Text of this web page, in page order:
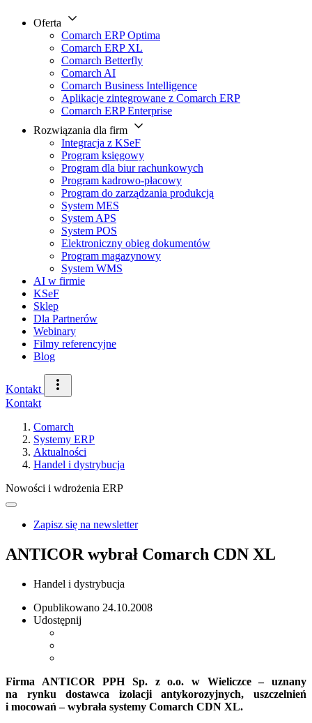
Oferta
Comarch ERP Optima
Comarch ERP XL
Comarch Betterfly
Comarch AI
Comarch Business Intelligence
Aplikacje zintegrowane z Comarch ERP
Comarch ERP Enterprise
Rozwiązania dla firm
Integracja z KSeF
Program księgowy
Program dla biur rachunkowych
Program kadrowo-płacowy
Program do zarządzania produkcją
System MES
System APS
System POS
Elektroniczny obieg dokumentów
Program magazynowy
System WMS
AI w firmie
KSeF
Sklep
Dla Partnerów
Webinary
Filmy referencyjne
Blog
Kontakt
Kontakt
Comarch
Systemy ERP
Aktualności
Handel i dystrybucja
Nowości i wdrożenia ERP
Zapisz się na newsletter
ANTICOR wybrał Comarch CDN XL
Handel i dystrybucja
Opublikowano 24.10.2008
Udostępnij
Firma ANTICOR PPH Sp. z o.o. w Wieliczce – uznany
na rynku dostawca izolacji antykorozyjnych, uszczelnień
i mocowań – wybrała systemy Comarch CDN XL.